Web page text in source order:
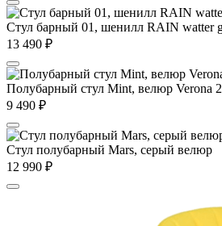
Стул барный 01, шенилл RAIN watter
13 490 ₽
Полубарный стул Mint, велюр Verona
9 490 ₽
Стул полубарный Mars, серый велюр
12 990 ₽